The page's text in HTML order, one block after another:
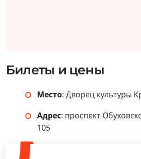
Билеты и цены
Место: Дворец культуры
Адрес: проспект
105